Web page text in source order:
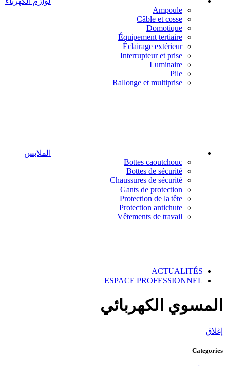
Ampoule
Câble et cosse
Domotique
Équipement tertiaire
Éclairage extérieur
Interrupteur et prise
Luminaire
Pile
Rallonge et multiprise
الملابس
Bottes caoutchouc
Bottes de sécurité
Chaussures de sécurité
Gants de protection
Protection de la tête
Protection antichute
Vêtements de travail
ACTUALITÉS
ESPACE PROFESSIONNEL
المسوي الكهربائي
إغلاق
Categories